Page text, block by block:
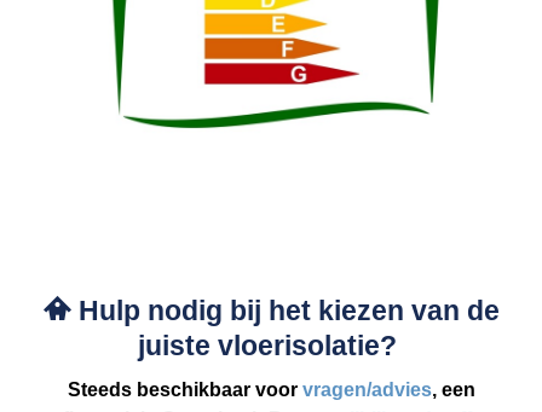
Hulp nodig bij het kiezen van de
juiste vloerisolatie?
Steeds beschikbaar voor vragen/advies, een